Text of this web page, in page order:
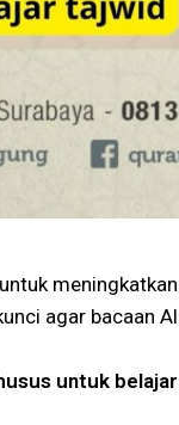
agar bacaan
untuk